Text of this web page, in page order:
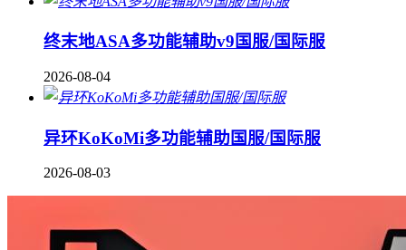
终末地ASA多功能辅助v9国服/国际服
2026-08-04
异环KoKoMi多功能辅助国服/国际服
2026-08-03